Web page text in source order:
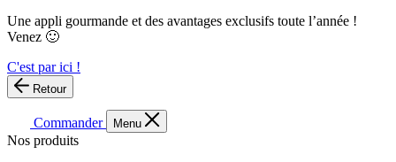
Une appli gourmande et des avantages exclusifs toute l’année !
Venez 🙂
C'est par ici !
Retour
Commander Menu
Nos produits